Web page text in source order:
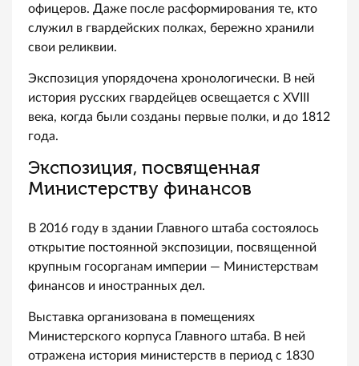
офицеров. Даже после расформирования те, кто
служил в гвардейских полках, бережно хранили
свои реликвии.
Экспозиция упорядочена хронологически. В ней
история русских гвардейцев освещается с XVIII
века, когда были созданы первые полки, и до 1812
года.
Экспозиция, посвященная
Министерству финансов
В 2016 году в здании Главного штаба состоялось
открытие постоянной экспозиции, посвященной
крупным госорганам империи — Министерствам
финансов и иностранных дел.
Выставка организована в помещениях
Министерского корпуса Главного штаба. В ней
отражена история министерств в период с 1830